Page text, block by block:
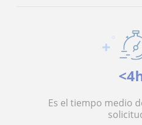
Es el tiempo medio